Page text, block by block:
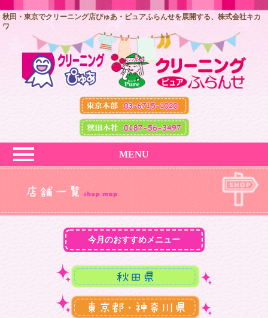
秋田・東京でクリーニング店ぴゅあ・ピュアふらんせを展開する、株式会社キカ
ワ
MENU
今月のおすすめメニュー